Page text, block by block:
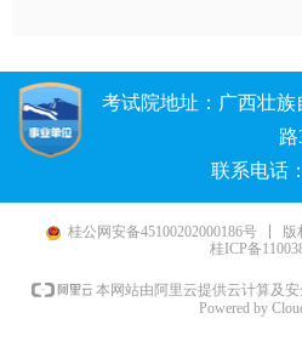
考试院地址：广西壮
路
联系电话
桂公网安备45100202000186号
版
桂ICP备
本网站由阿里云提供云计算及安
Powered by